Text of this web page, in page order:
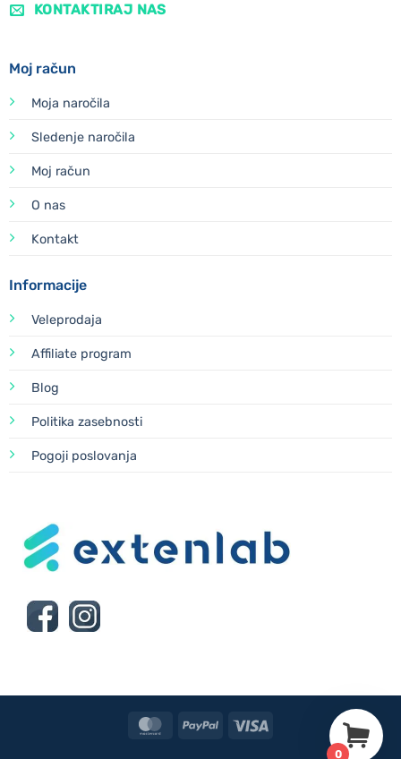
KONTAKTIRAJ NAS
Moj račun
Moja naročila
Sledenje naročila
Moj račun
O nas
Kontakt
Informacije
Veleprodaja
Affiliate program
Blog
Politika zasebnosti
Pogoji poslovanja
MasterCardPayPal
0